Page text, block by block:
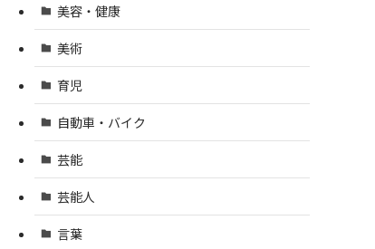
美容・健康
美術
育児
自動車・バイク
芸能
芸能人
言葉